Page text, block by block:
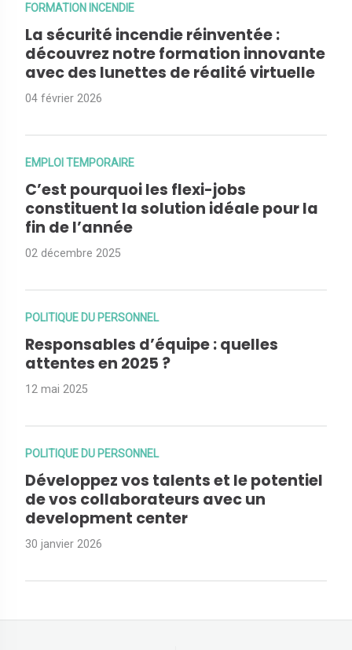
FORMATION INCENDIE
La sécurité incendie réinventée :
découvrez notre formation innovante
avec des lunettes de réalité virtuelle
04 février 2026
EMPLOI TEMPORAIRE
C’est pourquoi les flexi-jobs
constituent la solution idéale pour la
fin de l’année
02 décembre 2025
POLITIQUE DU PERSONNEL
Responsables d’équipe : quelles
attentes en 2025 ?
12 mai 2025
POLITIQUE DU PERSONNEL
Développez vos talents et le potentiel
de vos collaborateurs avec un
development center
30 janvier 2026